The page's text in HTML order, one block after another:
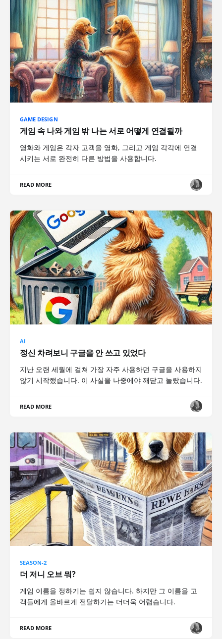
GAME DESIGN
게임 속 나와 게임 밖 나는 서로 어떻게 연결될까
영화와 게임은 각자 고객을 영화, 그리고 게임 각각에 연결
시키는 서로 완전히 다른 방법을 사용합니다.
READ MORE
AI
정신 차려보니 구글을 안 쓰고 있었다
지난 오랜 세월에 걸쳐 가장 자주 사용하던 구글을 사용하지
않기 시작했습니다. 이 사실을 나중에야 깨닫고 놀랐습니다.
READ MORE
SEASON-2
더 저니 오브 뭐?
게임 이름을 정하기는 쉽지 않습니다. 하지만 그 이름을 고
객들에게 올바르게 전달하기는 더더욱 어렵습니다.
READ MORE